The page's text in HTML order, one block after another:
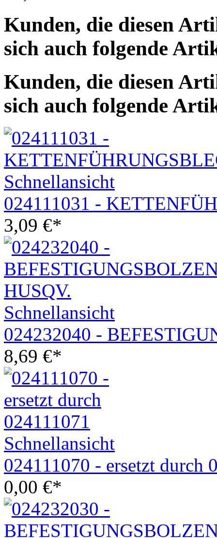
Kunden, die diesen
sich auch folgende
Kunden, die diesen
sich auch folgende
Schnellansicht
024111031 -
3,09 €*
Schnellansicht
024232040 -
8,69 €*
Schnellansicht
024111070 - ersetzt durch
0,00 €*